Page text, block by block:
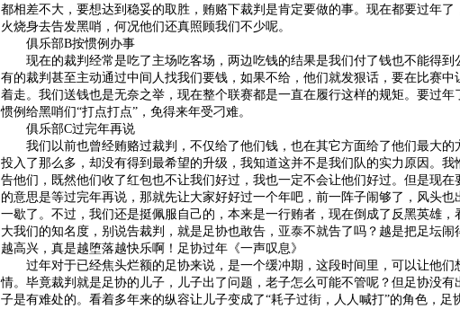
都相差不大，要想达到稳妥的取胜，贿赂下裁判是肯定要做的事。现在都要过年了
火烧身去告发黑哨，何况他们还真照顾我们不少呢。
俱乐部B按惯例办事
现在的裁判经常是吃了主场吃客场，两边吃钱的结果是我们付了钱也不能得到
有的裁判甚至主动通过中间人找我们要钱，如果不给，他们就发狠话，要在比赛中
着走。我们送钱也是无奈之举，现在整个联赛都是一直在履行这样的规矩。要过年
惯例给黑哨们“打点打点”，免得来年受刁难。
俱乐部C过完年再说
我们以前也曾经贿赂过裁判，不仅给了他们钱，也在其它方面给了他们最大的
投入了那么多，却没有得到最希望的升级，我知道这并不是我们队的实力原因。我
告他们，既然他们收了红包也不让我们好过，我也一定不会让他们好过。但是现在
的意思是等过完年再说，那就先让大家好好过一个年吧，前一阵子闹够了，风头也
一歇了。不过，我们还是挺佩服自己的，本来是一行贿者，现在倒成了反黑英雄，
大我们的知名度，别说告裁判，就是足协也敢告， 亚泰不就告了吗？越是把足坛闹
越高兴，真是越堕落越快乐啊！足协过年《一声叹息》
过年对于已经焦头烂额的足协来说，是一个缓冲期，这段时间里，可以让他们
情。毕竟裁判就是足协的儿子，儿子出了问题，老子怎么可能不管呢？但足协没有
子是有难处的。看着多年来的纵容让儿子变成了“耗子过街，人人喊打”的角色，足